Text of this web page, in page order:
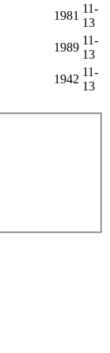
1981
11-
13
1989
11-
13
1942
11-
13